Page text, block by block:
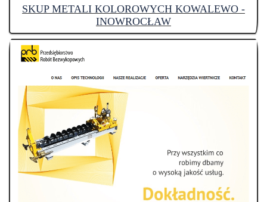
SKUP METALI KOLOROWYCH KOWALEWO -
INOWROCŁAW